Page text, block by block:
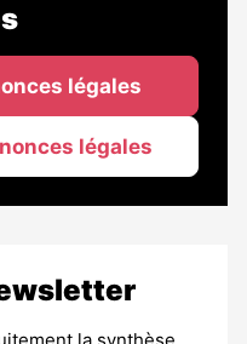
légales
légales